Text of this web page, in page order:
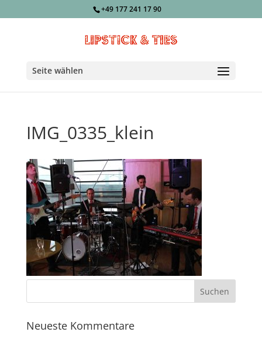
+49 177 241 17 90
Seite wählen
IMG_0335_klein
Neueste Kommentare